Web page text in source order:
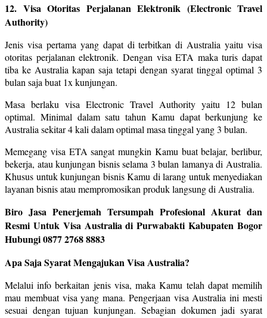
12. Visa Otoritas Perjalanan Elektronik (Electronic Travel
Authority)
Jenis visa pertama yang dapat di terbitkan di Australia yaitu visa
otoritas perjalanan elektronik. Dengan visa ETA maka turis dapat
tiba ke Australia kapan saja tetapi dengan syarat tinggal optimal 3
bulan saja buat 1x kunjungan.
Masa berlaku visa Electronic Travel Authority yaitu 12 bulan
optimal. Minimal dalam satu tahun Kamu dapat berkunjung ke
Australia sekitar 4 kali dalam optimal masa tinggal yang 3 bulan.
Memegang visa ETA sangat mungkin Kamu buat belajar, berlibur,
bekerja, atau kunjungan bisnis selama 3 bulan lamanya di Australia.
Khusus untuk kunjungan bisnis Kamu di larang untuk menyediakan
layanan bisnis atau mempromosikan produk langsung di Australia.
Biro Jasa Penerjemah Tersumpah Profesional Akurat dan
Resmi Untuk Visa Australia di Purwabakti Kabupaten Bogor
Hubungi 0877 2768 8883
Apa Saja Syarat Mengajukan Visa Australia?
Melalui info berkaitan jenis visa, maka Kamu telah dapat memilih
mau membuat visa yang mana. Pengerjaan visa Australia ini mesti
sesuai dengan tujuan kunjungan. Sebagian dokumen jadi syarat